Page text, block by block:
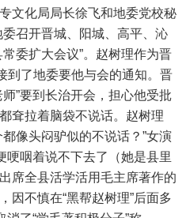
文化局局长徐飞和地委党校秘
召开晋城、阳城、高平、沁
委扩大会议”。赵树理作为晋
到了地委要他与会的通知。晋
”要到长治开会，担心他受批
耷拉着脑袋不说话。赵树理
像头闷驴似的不说话？”女演
哽咽着说不下去了（她是县里
席全县活学活用毛主席著作的
因不慎在“黑帮赵树理”后面多